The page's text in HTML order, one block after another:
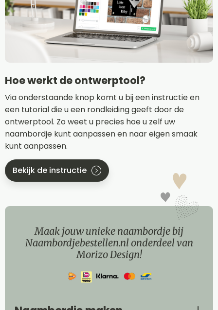
Hoe werkt de ontwerptool?
Via onderstaande knop komt u bij een instructie en
een tutorial die u een rondleiding geeft door de
ontwerptool. Zo weet u precies hoe u zelf uw
naambordje kunt aanpassen en naar eigen smaak
kunt aanpassen.
Bekijk de instructie
Maak jouw unieke naambordje bij
Naambordjebestellen.nl onderdeel van
Morizo Design!